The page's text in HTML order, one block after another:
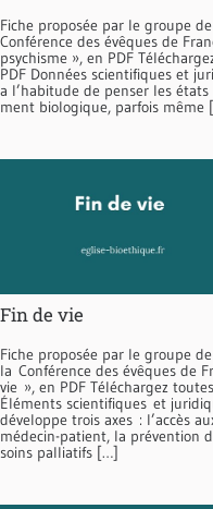
Fiche proposée par le groupe
Conférence des évêques de
psychisme », en PDF
PDF Données scientifiques et
a l’habitude de pen­ser les
ment biologique, parfois même
Fin de vie
Fiche proposée par le groupe
la Conférence des évêques de
vie », en PDF Téléchargez
Éléments scientifiques et
développe trois axes : l’accès
médecin-patient, la prévention
soins palliatifs […]